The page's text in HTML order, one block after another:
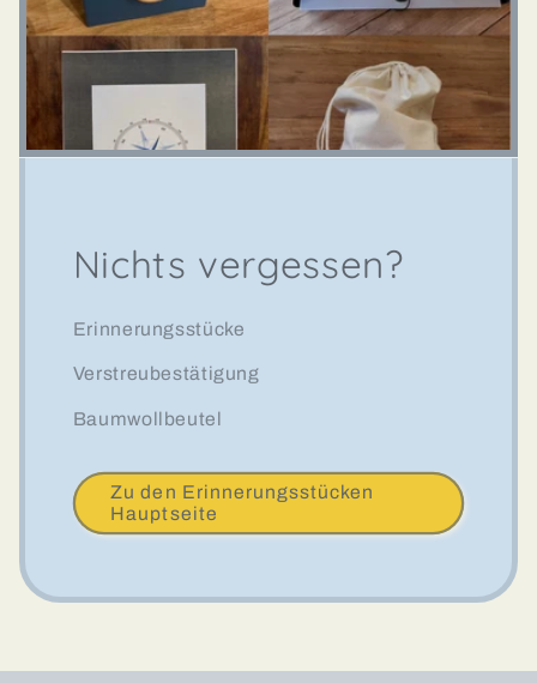
Nichts vergessen?
Erinnerungsstücke
Verstreubestätigung
Baumwollbeutel
Zu den Erinnerungsstücken
Hauptseite